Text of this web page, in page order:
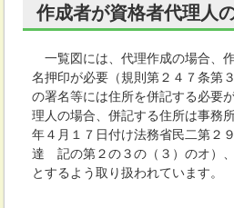
作成者が資格者代理人
一覧図には、代理作成の場合、
名押印が必要（規則第２４７条第
の署名等には住所を併記する必要
理人の場合、併記する住所は事務
年４月１７日付け法務省民二第２
達 記の第２の３の（３）のオ）、
とするよう取り扱われています。